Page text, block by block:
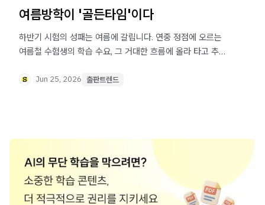
여름방학이 '골든타임'이다
하반기 시험의 성패는 여름에 갈립니다. 연중 정점에 오르는
여름철 수험생의 학습 수요, 그 거대한 흐름에 올라 타고 추가
Jun 25, 2026 출판트렌드